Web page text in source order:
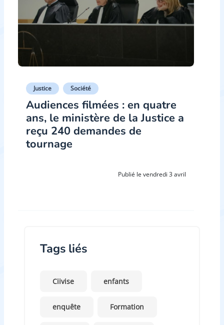
Justice Société
Audiences filmées : en quatre
ans, le ministère de la Justice a
reçu 240 demandes de
tournage
Publié le vendredi 3 avril
Tags liés
Ciivise enfants
enquête Formation